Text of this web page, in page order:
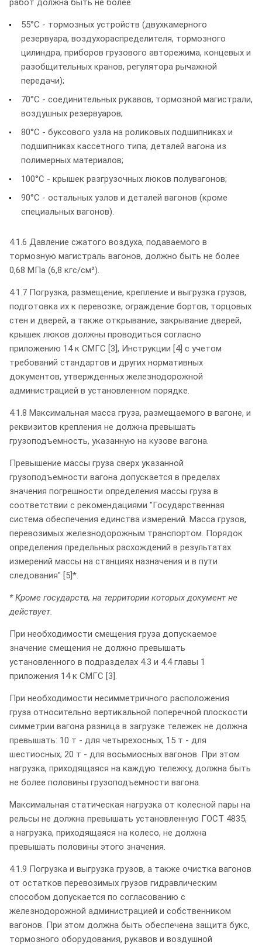
работ должна быть не более:
55°С - тормозных устройств (двухкамерного
резервуара, воздухораспределителя, тормозного
цилиндра, приборов грузового авторежима, концевых и
разобщительных кранов, регулятора рычажной
передачи);
70°С - соединительных рукавов, тормозной магистрали,
воздушных резервуаров;
80°С - буксового узла на роликовых подшипниках и
подшипниках кассетного типа; деталей вагона из
полимерных материалов;
100°С - крышек разгрузочных люков полувагонов;
90°С - остальных узлов и деталей вагонов (кроме
специальных вагонов).
4.1.6 Давление сжатого воздуха, подаваемого в
тормозную магистраль вагонов, должно быть не более
0,68 МПа (6,8 кгс/см²).
4.1.7 Погрузка, размещение, крепление и выгрузка грузов,
подготовка их к перевозке, ограждение бортов, торцовых
стен и дверей, а также открывание, закрывание дверей,
крышек люков должны проводиться согласно
приложению 14 к СМГС [3], Инструкции [4] с учетом
требований стандартов и других нормативных
документов, утвержденных железнодорожной
администрацией в установленном порядке.
4.1.8 Максимальная масса груза, размещаемого в вагоне, и
реквизитов крепления не должна превышать
грузоподъемность, указанную на кузове вагона.
Превышение массы груза сверх указанной
грузоподъемности вагона допускается в пределах
значения погрешности определения массы груза в
соответствии с рекомендациями "Государственная
система обеспечения единства измерений. Масса грузов,
перевозимых железнодорожным транспортом. Порядок
определения предельных расхождений в результатах
измерений массы на станциях назначения и в пути
следования" [5]*.
* Кроме государств, на территории которых документ не
действует.
При необходимости смещения груза допускаемое
значение смещения не должно превышать
установленного в подразделах 4.3 и 4.4 главы 1
приложения 14 к СМГС [3].
При необходимости несимметричного расположения
груза относительно вертикальной поперечной плоскости
симметрии вагона разница в загрузке тележек не должна
превышать: 10 т - для четырехосных; 15 т - для
шестиосных; 20 т - для восьмиосных вагонов. При этом
нагрузка, приходящаяся на каждую тележку, должна быть
не более половины грузоподъемности вагона.
Максимальная статическая нагрузка от колесной пары на
рельсы не должна превышать установленную ГОСТ 4835,
а нагрузка, приходящаяся на колесо, не должна
превышать половины этого значения.
4.1.9 Погрузка и выгрузка грузов, а также очистка вагонов
от остатков перевозимых грузов гидравлическим
способом допускается по согласованию с
железнодорожной администрацией и собственником
вагонов. При этом должна быть обеспечена защита букс,
тормозного оборудования, рукавов и воздушной